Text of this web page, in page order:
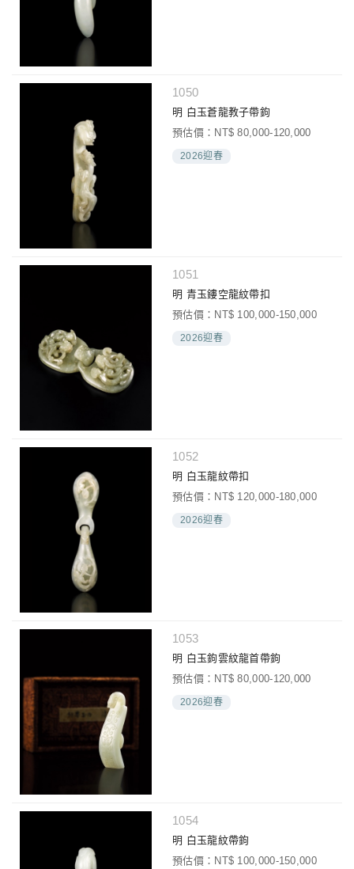
1050
明 白玉蒼龍教子帶鉤
預估價：NT$ 80,000-120,000
2026迎春
1051
明 青玉鏤空龍紋帶扣
預估價：NT$ 100,000-150,000
2026迎春
1052
明 白玉龍紋帶扣
預估價：NT$ 120,000-180,000
2026迎春
1053
明 白玉鉤雲紋龍首帶鉤
預估價：NT$ 80,000-120,000
2026迎春
1054
明 白玉龍紋帶鉤
預估價：NT$ 100,000-150,000